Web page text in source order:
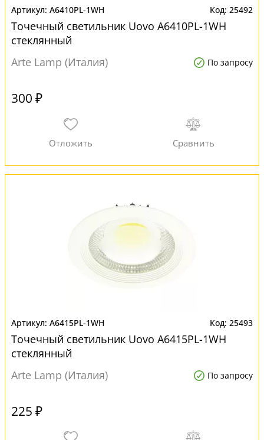
A6410PL-1WH 25492
Точечный светильник Uovo A6410PL-1WH
стеклянный
Arte Lamp (Италия)
По запросу
300 ₽
A6415PL-1WH 25493
Точечный светильник Uovo A6415PL-1WH
стеклянный
Arte Lamp (Италия)
По запросу
225 ₽